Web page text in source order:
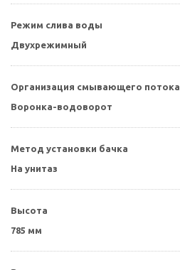
Режим слива воды
Двухрежимный
Организация смывающего потока
Воронка-водоворот
Метод установки бачка
На унитаз
Высота
785 мм